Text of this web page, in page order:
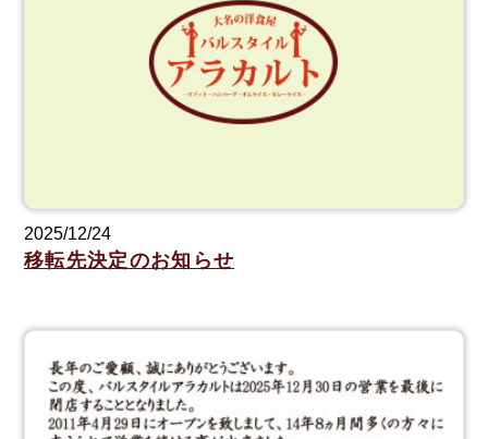
2025/12/24
移転先決定のお知らせ